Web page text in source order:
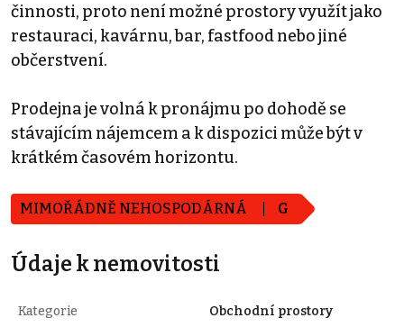
činnosti, proto není možné prostory využít jako
restauraci, kavárnu, bar, fastfood nebo jiné
občerstvení.
Prodejna je volná k pronájmu po dohodě se
stávajícím nájemcem a k dispozici může být v
krátkém časovém horizontu.
MIMOŘÁDNĚ NEHOSPODÁRNÁ G
Údaje k nemovitosti
Kategorie Obchodní prostory